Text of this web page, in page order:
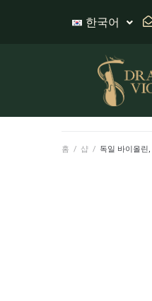
한국어
홈 / 샵 / 독일 바이올린